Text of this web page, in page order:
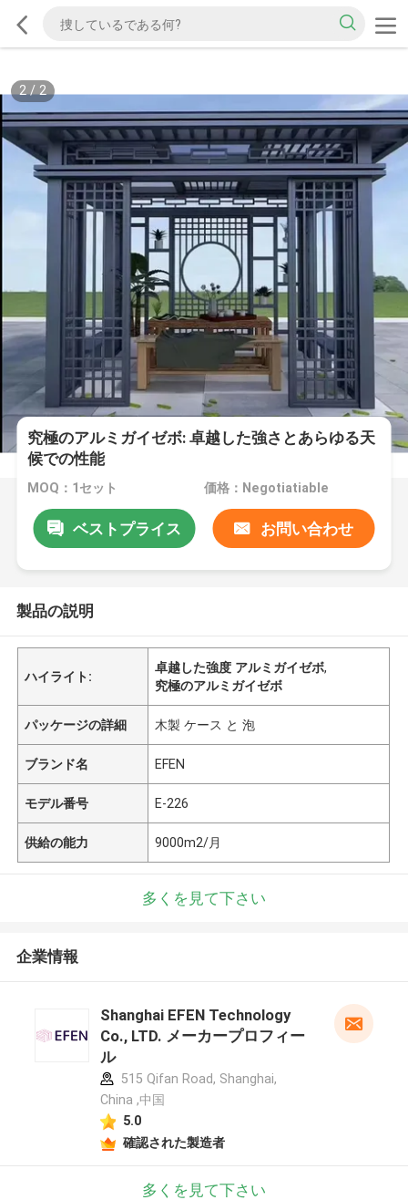
2/2
究極のアルミガイゼボ: 卓越した強さとあらゆる天
候での性能
MOQ：1セット 価格：Negotiatiable
ベストプライス お問い合わせ
製品の説明
ハイライト:
卓越した強度 アルミガイゼボ,
究極のアルミガイゼボ
パッケージの詳細 木製 ケース と 泡
ブランド名 EFEN
モデル番号 E-226
供給の能力 9000m2/月
多くを見て下さい
企業情報
Shanghai EFEN Technology
Co., LTD. メーカープロフィー
ル
515 Qifan Road, Shanghai,
China ,中国
5.0
確認された製造者
多くを見て下さい